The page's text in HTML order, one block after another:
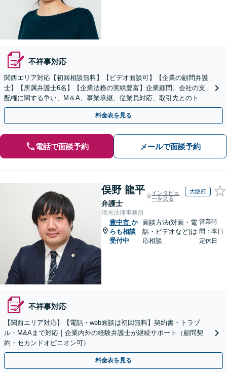
不祥事対応
関西エリア対応【初回相談無料】【ビデオ面談可】【企業の顧問弁護
士】【所属弁護士6名】【企業法務の実績豊富】企業顧問、会社の支
配権に関する争い、M＆A、事業承継、従業員対応、取引先とのトラ
ブル、債権回収等につき豊富な対応実績
料金表を見る
電話で面談予約 メールで面談予約
俣野 龍平
弁護士
インタビュ
ーを見る
大阪府
清光法律事務所
豊中市 か
らも相談
受付中
面談方法(対面・電
話・ビデオなど)は
応相談
営業時
間：本日
定休日
不祥事対応
【関西エリア対応】【電話・web面談は初回無料】契約書・トラブ
ル・M&Aまで対応｜企業内外の経験弁護士が継続サポート（顧問契
約・セカンドオピニオン可）
料金表を見る